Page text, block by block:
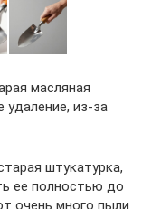
масляная
удаление, из-за
штукатурка,
ее полностью до
очень много пыли